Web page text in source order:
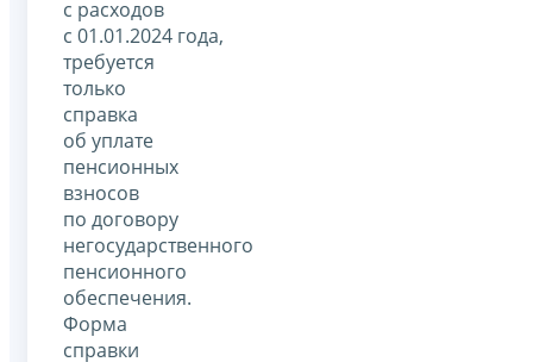
с расходов
с 01.01.2024 года,
требуется
только
справка
об уплате
пенсионных
взносов
по договору
негосударственного
пенсионного
обеспечения.
Форма
справки